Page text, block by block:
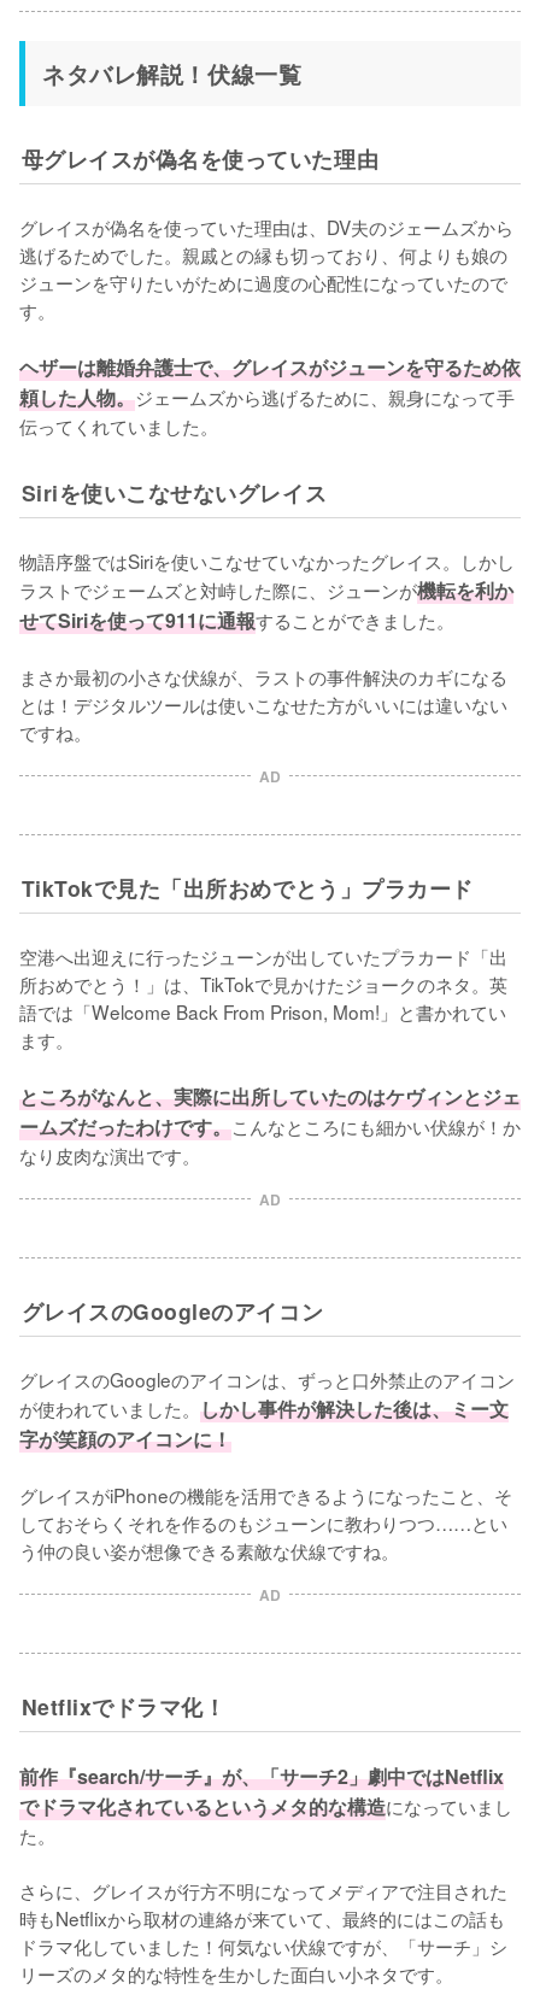
ネタバレ解説！伏線一覧
母グレイスが偽名を使っていた理由
グレイスが偽名を使っていた理由は、DV夫のジェームズから
逃げるためでした。親戚との縁も切っており、何よりも娘の
ジューンを守りたいがために過度の心配性になっていたので
す。
ヘザーは離婚弁護士で、グレイスがジューンを守るため依
頼した人物。ジェームズから逃げるために、親身になって手
伝ってくれていました。
Siriを使いこなせないグレイス
物語序盤ではSiriを使いこなせていなかったグレイス。しかし
ラストでジェームズと対峙した際に、ジューンが機転を利か
せてSiriを使って911に通報することができました。
まさか最初の小さな伏線が、ラストの事件解決のカギになる
とは！デジタルツールは使いこなせた方がいいには違いない
ですね。
AD
TikTokで見た「出所おめでとう」プラカード
空港へ出迎えに行ったジューンが出していたプラカード「出
所おめでとう！」は、TikTokで見かけたジョークのネタ。英
語では「Welcome Back From Prison, Mom!」と書かれてい
ます。
ところがなんと、実際に出所していたのはケヴィンとジェ
ームズだったわけです。こんなところにも細かい伏線が！か
なり皮肉な演出です。
AD
グレイスのGoogleのアイコン
グレイスのGoogleのアイコンは、ずっと口外禁止のアイコン
が使われていました。 しかし事件が解決した後は、ミー文
字が笑顔のアイコンに！
グレイスがiPhoneの機能を活用できるようになったこと、そ
しておそらくそれを作るのもジューンに教わりつつ……とい
う仲の良い姿が想像できる素敵な伏線ですね。
AD
Netflixでドラマ化！
前作『search/サーチ』が、「サーチ2」劇中ではNetflix
でドラマ化されているというメタ的な構造になっていまし
た。
さらに、グレイスが行方不明になってメディアで注目された
時もNetflixから取材の連絡が来ていて、最終的にはこの話も
ドラマ化していました！何気ない伏線ですが、「サーチ」シ
リーズのメタ的な特性を生かした面白い小ネタです。